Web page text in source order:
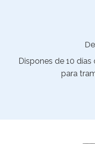
Dispones de 10
para